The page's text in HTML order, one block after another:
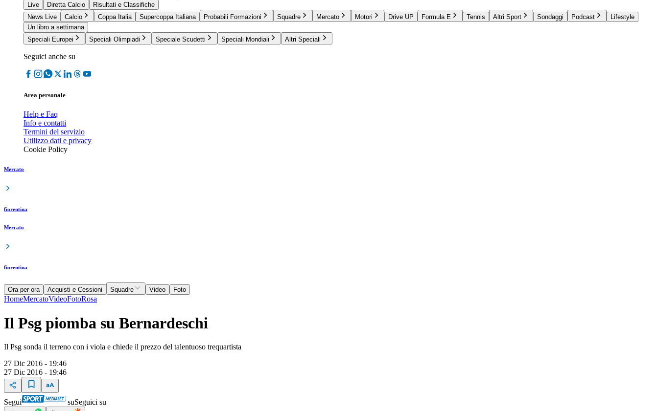
Live
Diretta Calcio
Risultati e Classifiche
News Live
Calcio Coppa Italia Supercoppa Italiana Probabili Formazioni Squadre Mercato Motori Drive UP Formula E Tennis Altri Sport Sondaggi Podcast
Lifestyle
Un libro a settimana
Speciali Europei
Speciali Olimpiadi Speciale Scudetti Speciali Mondiali Altri Speciali
Seguici anche su
Area personale
Help e Faq
Info e contatti
Termini del servizio
Utilizzo dati e privacy
Cookie Policy
Mercato
fiorentina
Mercato
fiorentina
Ora per ora Acquisti e Cessioni Squadre Video Foto
HomeMercatoVideoFotoRosa
Il Psg piomba su Bernardeschi
Il Psg sonda il terreno con i viola e chiede il prezzo del talentuoso trequartista
27 Dic 2016 - 19:46
27 Dic 2016 - 19:46
Segui suSeguici su